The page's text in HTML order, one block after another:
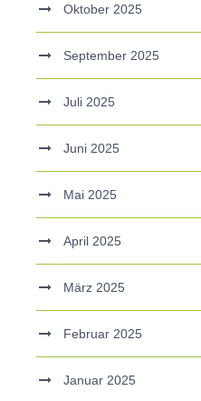
Oktober 2025
September 2025
Juli 2025
Juni 2025
Mai 2025
April 2025
März 2025
Februar 2025
Januar 2025